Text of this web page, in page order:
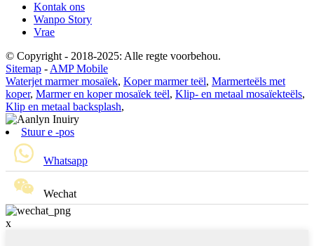
Kontak ons
Wanpo Story
Vrae
© Copyright - 2018-2025: Alle regte voorbehou.
Sitemap - AMP Mobile
Waterjet marmer mosaïek, Koper marmer teël, Marmerteëls met
koper, Marmer en koper mosaïek teël, Klip- en metaal mosaïekteëls,
Klip en metaal backsplash,
Stuur e -pos
Whatsapp
Wechat
x